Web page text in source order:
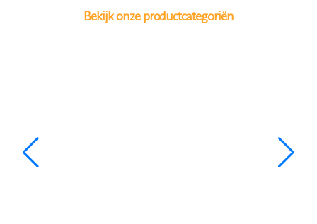
Bekijk onze productcategoriën